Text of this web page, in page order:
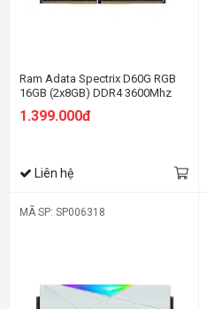
Ram Adata Spectrix D60G RGB
16GB (2x8GB) DDR4 3600Mhz
1.399.000đ
Liên hệ
MÃ SP: SP006318